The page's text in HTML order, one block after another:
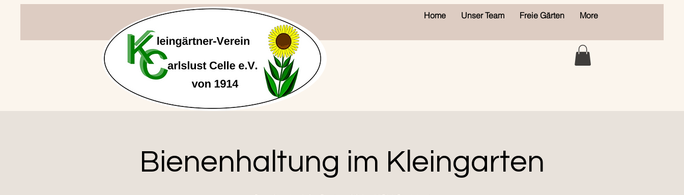
Home Unser Team Freie Gärten More
Bienenhaltung im Kleingarten